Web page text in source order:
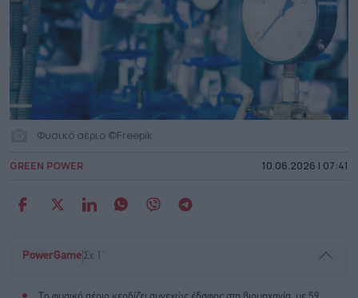
Φυσικό αέριο ©Freepik
GREEN POWER 10.06.2026 | 07:41
PowerGame Σε 1'